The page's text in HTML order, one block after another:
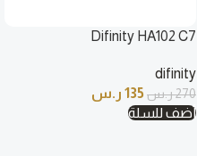
Difinity HA102 C7
difinity
270ر.س135 ر.س
أضف للسلة